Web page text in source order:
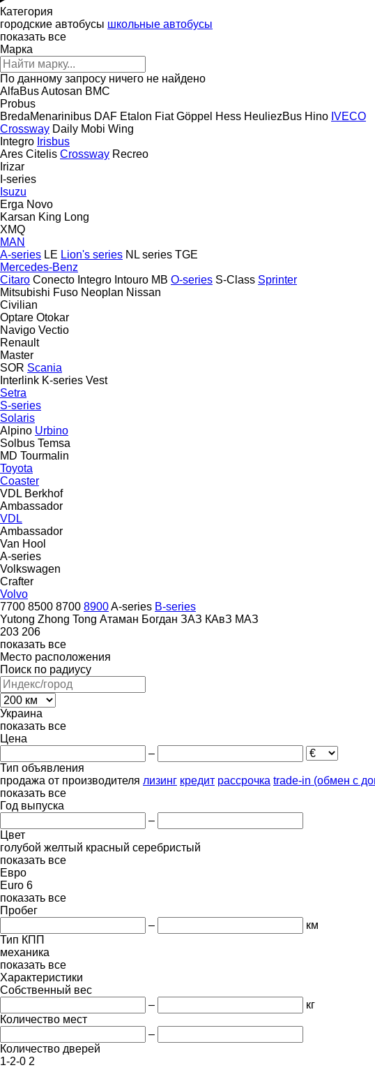
Категория
городские автобусы школьные автобусы
показать все
Марка
По данному запросу ничего не найдено
AlfaBusAutosan BMC
Probus
BredaMenarinibus DAF Etalon Fiat Göppel Hess HeuliezBus Hino IVECO
Crossway Daily Mobi Wing
Integro Irisbus
Ares Citelis Crossway Recreo
Irizar
I-series
Isuzu
Erga Novo
Karsan King Long
XMQ
MAN
A-series LE Lion's series NL series TGE
Mercedes-Benz
Citaro Conecto Integro Intouro MB O-series S-Class Sprinter
Mitsubishi Fuso Neoplan Nissan
Civilian
Optare Otokar
Navigo Vectio
Renault
Master
SOR Scania
Interlink K-series Vest
Setra
S-series
Solaris
Alpino Urbino
Solbus Temsa
MD Tourmalin
Toyota
Coaster
VDL Berkhof
Ambassador
VDL
Ambassador
Van Hool
A-series
Volkswagen
Crafter
Volvo
7700 8500 8700 8900A-series B-series
Yutong Zhong Tong Атаман Богдан ЗАЗ КАвЗ МАЗ
203 206
показать все
Место расположения
Поиск по радиусу
Украина
показать все
Цена
–
Тип объявления
продажа от производителя лизинг кредит рассрочка trade-in (обмен с
показать все
Год выпуска
–
Цвет
голубой желтый красный серебристый
показать все
Евро
Euro 6
показать все
Пробег
–
км
Тип КПП
механика
показать все
Характеристики
Собственный вес
–
кг
Количество мест
–
Количество дверей
1-2-0 2